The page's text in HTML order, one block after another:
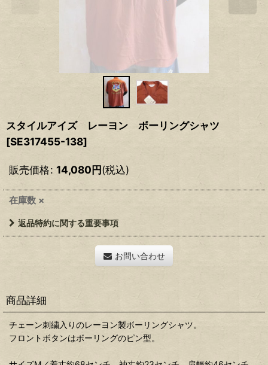
スタイルアイズ レーヨン ボーリングシャツ
[SE317455-138]
販売価格: 14,080円(税込)
在庫数 ×
返品特約に関する重要事項
お問い合わせ
商品詳細
チェーン刺繍入りのレーヨン製ボーリングシャツ。
フロントボタンはボーリングのピン型。